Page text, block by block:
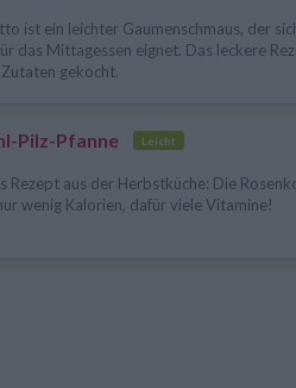
ist ein leichter Gaumenschmaus, der
das Mittagessen eignet. Das leckere
gekocht.
Pilz-Pfanne Leicht
Rezept aus der Herbstküche: Die
wenig Kalorien, dafür viele Vitamine!